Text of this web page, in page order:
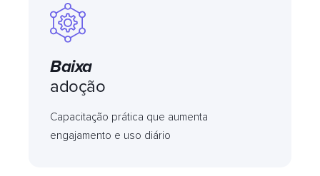
Baixa
adoção
Capacitação prática que aumenta
engajamento e uso diário